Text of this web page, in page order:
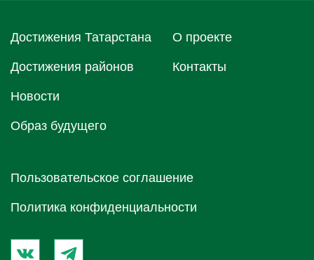
Достижения Татарстана
Достижения районов
Новости
Образ будущего
О проектe
Контакты
Пользовательское соглашение
Политика конфиденциальности